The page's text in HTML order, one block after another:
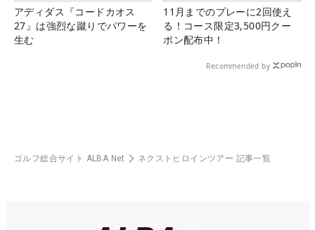
アディダス『コードカオス
27』は強烈な蹴りでパワーを
生む
11月までのプレーに2回使え
る！コース限定3,500円クー
ポン配布中！
Recommended by
ゴルフ総合サイト ALBA Net ネクストヒロインツアー 記事一覧